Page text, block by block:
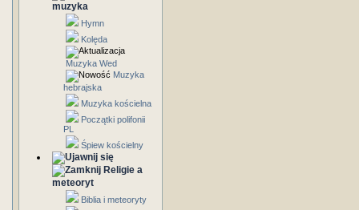
muzyka
Hymn
Kolęda
Muzyka Wed
Muzyka
hebrajska
Muzyka kościelna
Początki polifonii
PL
Śpiew kościelny
Religie a
meteoryt
Biblia i meteoryty